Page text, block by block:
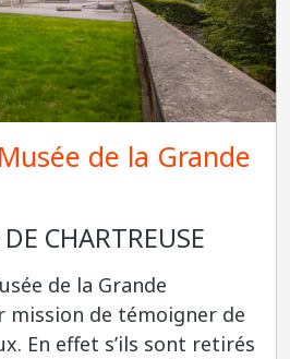
de la Grande
CHARTREUSE
de la Grande
mission de témoigner de
En effet s’ils sont retirés